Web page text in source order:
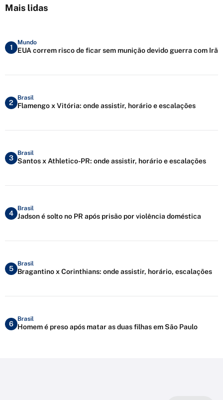
Mais lidas
1
Mundo
EUA correm risco de ficar sem munição devido guerra com Irã
2
Brasil
Flamengo x Vitória: onde assistir, horário e escalações
3
Brasil
Santos x Athletico-PR: onde assistir, horário e escalações
4
Brasil
Jadson é solto no PR após prisão por violência doméstica
5
Brasil
Bragantino x Corinthians: onde assistir, horário, escalações
6
Brasil
Homem é preso após matar as duas filhas em São Paulo